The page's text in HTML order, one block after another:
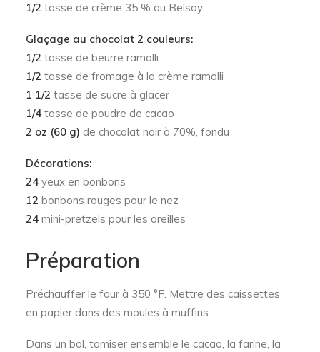
1/2 tasse de crème 35 % ou Belsoy
Glaçage au chocolat 2 couleurs:
1/2 tasse de beurre ramolli
1/2 tasse de fromage à la crème ramolli
1 1/2 tasse de sucre à glacer
1/4 tasse de poudre de cacao
2 oz (60 g) de chocolat noir à 70%, fondu
Décorations:
24 yeux en bonbons
12 bonbons rouges pour le nez
24 mini-pretzels pour les oreilles
Préparation
Préchauffer le four à 350 °F. Mettre des caissettes
en papier dans des moules à muffins.
Dans un bol, tamiser ensemble le cacao, la farine, la